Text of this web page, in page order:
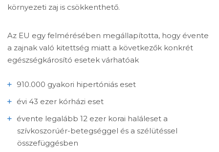
környezeti zaj is csökkenthető.
Az EU egy felmérésében megállapította, hogy évente
a zajnak való kitettség miatt a következők konkrét
egészségkárosító esetek várhatóak
910.000 gyakori hipertóniás eset
évi 43 ezer kórházi eset
évente legalább 12 ezer korai haláleset a
szívkoszorúér-betegséggel és a szélütéssel
összefüggésben